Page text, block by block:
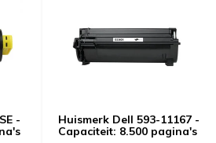
-
Huismerk Dell 593-11167 -
Capaciteit: 8.500 pagina's